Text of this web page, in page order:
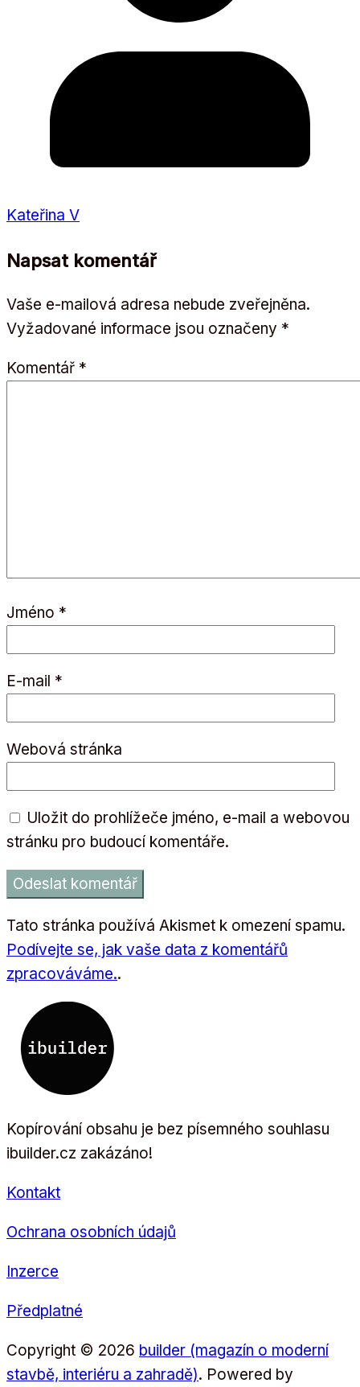
Kateřina V
Napsat komentář
Vaše e-mailová adresa nebude zveřejněna.
Vyžadované informace jsou označeny *
Komentář *
Jméno *
E-mail *
Webová stránka
Uložit do prohlížeče jméno, e-mail a webovou
stránku pro budoucí komentáře.
Tato stránka používá Akismet k omezení spamu.
Podívejte se, jak vaše data z komentářů
zpracováváme..
Kopírování obsahu je bez písemného souhlasu
ibuilder.cz zakázáno!
Kontakt
Ochrana osobních údajů
Inzerce
Předplatné
Copyright © 2026 builder (magazín o moderní
stavbě, interiéru a zahradě). Powered by